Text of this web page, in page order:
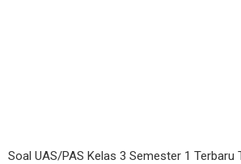
Soal UAS/PAS Kelas 3 Semester 1 Terbaru